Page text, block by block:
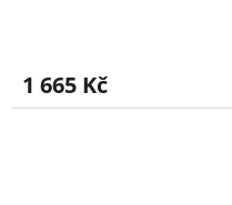
1 665 Kč